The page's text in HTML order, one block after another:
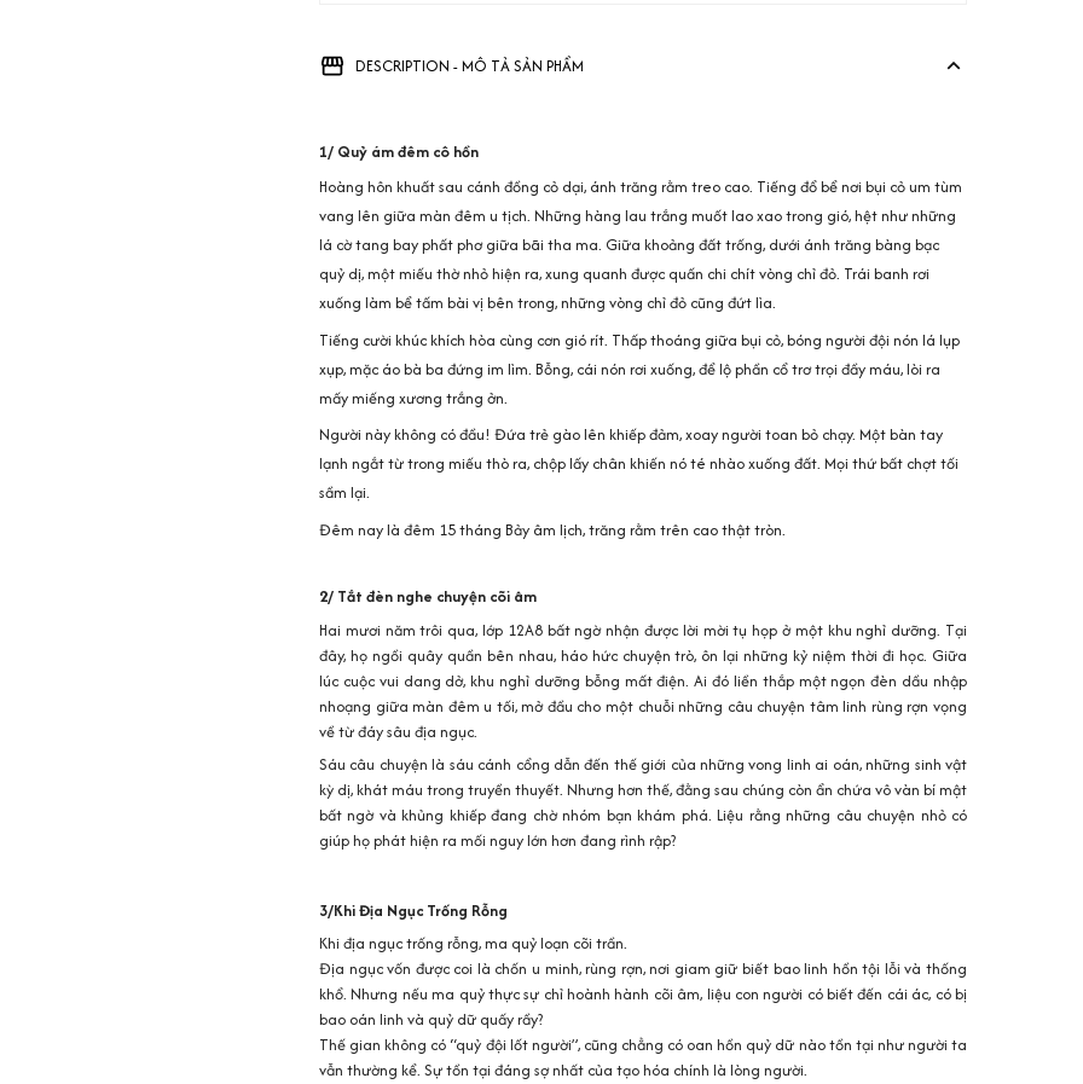
DESCRIPTION - MÔ TẢ SẢN PHẨM
1/ Quỷ ám đêm cô hồn
Hoàng hôn khuất sau cánh đồng cỏ dại, ánh trăng rằm treo cao. Tiếng đổ bể nơi bụi cỏ um tùm
vang lên giữa màn đêm u tịch. Những hàng lau trắng muốt lao xao trong gió, hệt như những
lá cờ tang bay phất phơ giữa bãi tha ma. Giữa khoảng đất trống, dưới ánh trăng bàng bạc
quỷ dị, một miếu thờ nhỏ hiện ra, xung quanh được quấn chi chít vòng chỉ đỏ. Trái banh rơi
xuống làm bể tấm bài vị bên trong, những vòng chỉ đỏ cũng đứt lìa.
Tiếng cười khúc khích hòa cùng cơn gió rít. Thấp thoáng giữa bụi cỏ, bóng người đội nón lá lụp
xụp, mặc áo bà ba đứng im lìm. Bỗng, cái nón rơi xuống, để lộ phần cổ trơ trọi đầy máu, lòi ra
mấy miếng xương trắng ởn.
Người này không có đầu! Đứa trẻ gào lên khiếp đảm, xoay người toan bỏ chạy. Một bàn tay
lạnh ngắt từ trong miếu thò ra, chộp lấy chân khiến nó té nhào xuống đất. Mọi thứ bất chợt tối
sầm lại.
Đêm nay là đêm 15 tháng Bảy âm lịch, trăng rằm trên cao thật tròn.
2/ Tắt đèn nghe chuyện cõi âm
Hai mươi năm trôi qua, lớp 12A8 bất ngờ nhận được lời mời tụ họp ở một khu nghỉ dưỡng. Tại
đây, họ ngồi quây quần bên nhau, háo hức chuyện trò, ôn lại những kỷ niệm thời đi học. Giữa
lúc cuộc vui dang dở, khu nghỉ dưỡng bỗng mất điện. Ai đó liền thắp một ngọn đèn dầu nhập
nhoạng giữa màn đêm u tối, mở đầu cho một chuỗi những câu chuyện tâm linh rùng rợn vọng
về từ đáy sâu địa ngục.
Sáu câu chuyện là sáu cánh cổng dẫn đến thế giới của những vong linh ai oán, những sinh vật
kỳ dị, khát máu trong truyền thuyết. Nhưng hơn thế, đằng sau chúng còn ẩn chứa vô vàn bí mật
bất ngờ và khủng khiếp đang chờ nhóm bạn khám phá. Liệu rằng những câu chuyện nhỏ có
giúp họ phát hiện ra mối nguy lớn hơn đang rình rập?
3/Khi Địa Ngục Trống Rỗng
Khi địa ngục trống rỗng, ma quỷ loạn cõi trần.
Địa ngục vốn được coi là chốn u minh, rùng rợn, nơi giam giữ biết bao linh hồn tội lỗi và thống
khổ. Nhưng nếu ma quỷ thực sự chỉ hoành hành cõi âm, liệu con người có biết đến cái ác, có bị
bao oán linh và quỷ dữ quấy rầy?
Thế gian không có “quỷ đội lốt người”, cũng chẳng có oan hồn quỷ dữ nào tồn tại như người ta
vẫn thường kể. Sự tồn tại đáng sợ nhất của tạo hóa chính là lòng người.